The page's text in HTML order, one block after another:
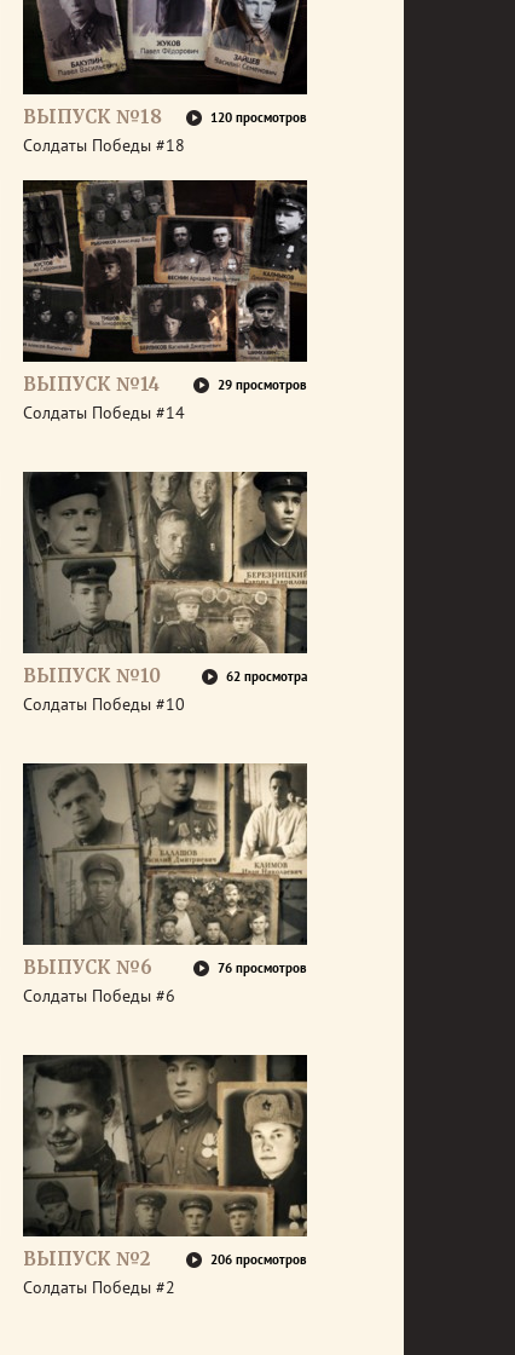
ВЫПУСК №18 120 просмотров
Солдаты Победы #18
ВЫПУСК №14 29 просмотров
Солдаты Победы #14
ВЫПУСК №10 62 просмотра
Солдаты Победы #10
ВЫПУСК №6 76 просмотров
Солдаты Победы #6
ВЫПУСК №2 206 просмотров
Солдаты Победы #2